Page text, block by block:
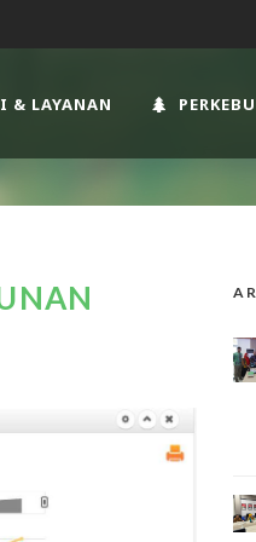
& LAYANAN